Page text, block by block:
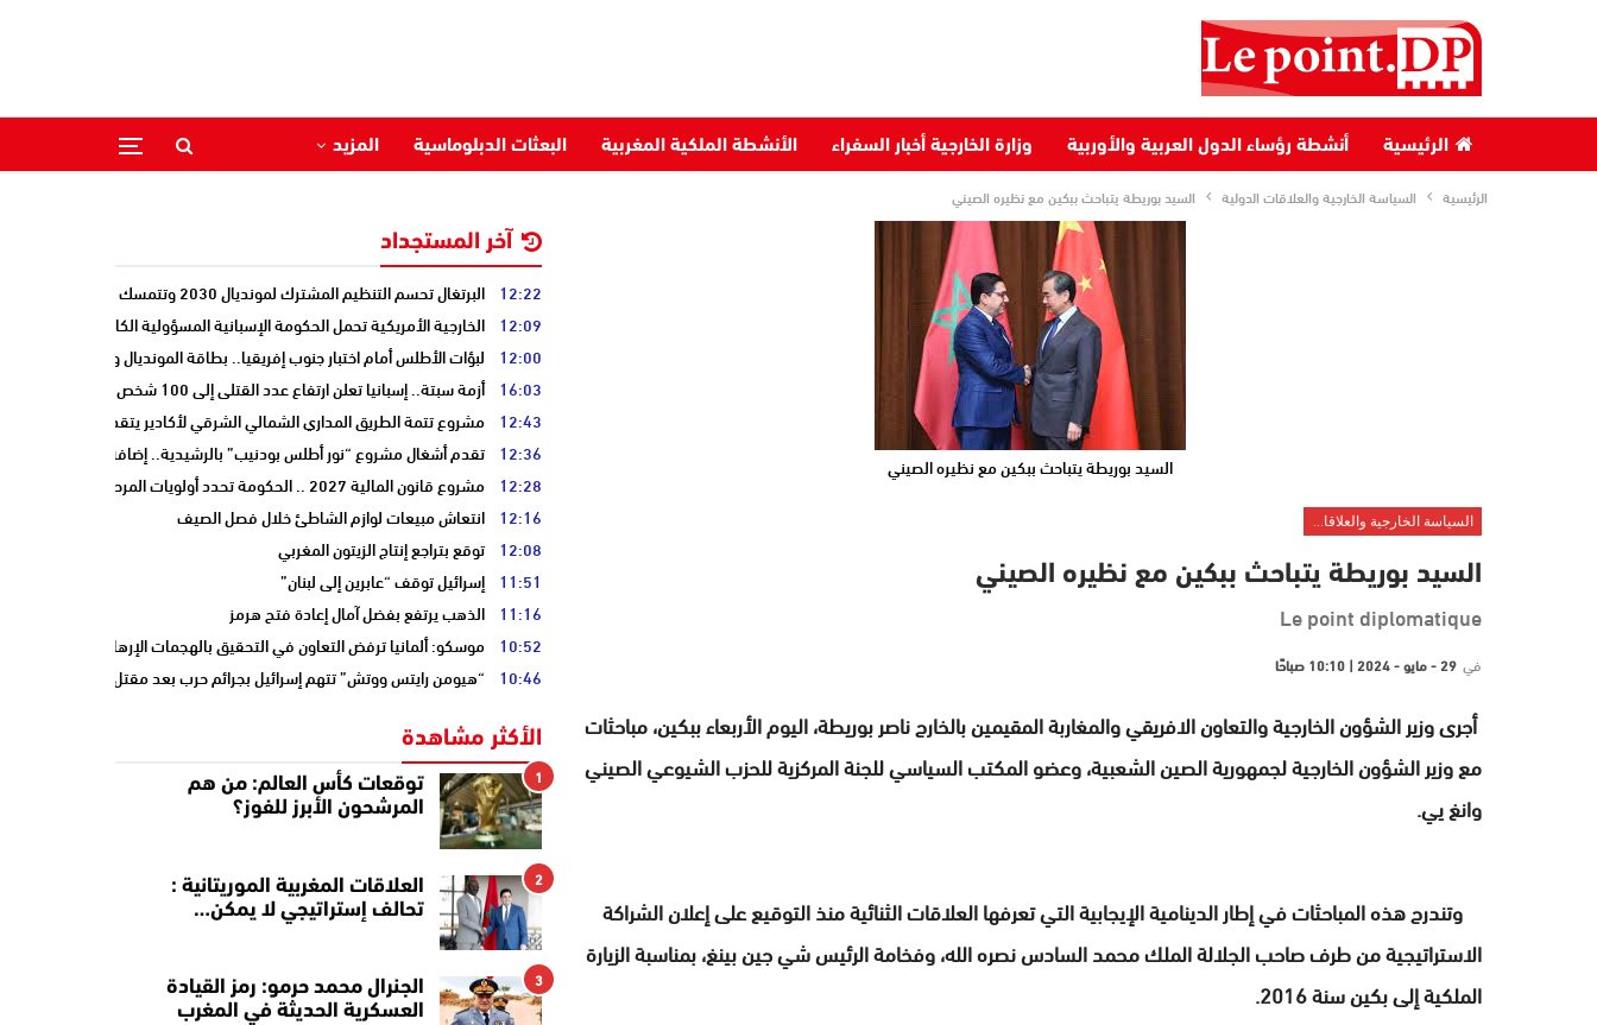
الرئيسية أنشطة رؤساء الدول العربية والأوربية وزارة الخارجية أخبار السفراء الأنشطة الملكية المغربية البعثات الدبلوماسية المزيد
الرئيسية السياسة الخارجية والعلاقات الدولية السيد بوريطة يتباحث ببكين مع نظيره الصيني
السيد بوريطة يتباحث ببكين مع نظيره الصيني
السياسة الخارجية والعلاقات الدولية
السيد بوريطة يتباحث ببكين مع نظيره الصيني
Le point diplomatique
في 29 - مايو - 2024 | 10:10 صباحًا
أجرى وزير الشؤون الخارجية والتعاون الافريقي والمغاربة المقيمين بالخارج ناصر بوريطة، اليوم الأربعاء ببكين، مباحثات
مع وزير الشؤون الخارجية لجمهورية الصين الشعبية، وعضو المكتب السياسي للجنة المركزية للحزب الشيوعي الصيني
وانغ يي.
وتندرج هذه المباحثات في إطار الدينامية الإيجابية التي تعرفها العلاقات الثنائية منذ التوقيع على إعلان الشراكة
الاستراتيجية من طرف صاحب الجلالة الملك محمد السادس نصره الله، وفخامة الرئيس شي جين بينغ، بمناسبة الزيارة
الملكية إلى بكين سنة 2016.
آخر المستجداد
12:22 البرتغال تحسم التنظيم المشترك لمونديال 2030 وتتمسك بالشراكة مع المغرب وإسبانيا
12:09 الخارجية الأمريكية تحمل الحكومة الإسبانية المسؤولية الكاملة عن أزمة سبتة
12:00 لبؤات الأطلس أمام اختبار جنوب إفريقيا.. بطاقة المونديال ونصف النهائي
16:03 أزمة سبتة.. إسبانيا تعلن ارتفاع عدد القتلى إلى 100 شخص
12:43 مشروع تتمة الطريق المداري الشمالي الشرقي لأكادير يتقدم نحو مرحلة
12:36 تقدم أشغال مشروع “نور أطلس بودنيب” بالرشيدية.. إضافة 33 ميغاوات إلى الشبكة الوطنية
12:28 مشروع قانون المالية 2027 .. الحكومة تحدد أولويات المرحلة المقبلة
12:16 انتعاش مبيعات لوازم الشاطئ خلال فصل الصيف
12:08 توقع بتراجع إنتاج الزيتون المغربي
11:51 إسرائيل توقف “عابرين إلى لبنان”
11:16 الذهب يرتفع بفضل آمال إعادة فتح هرمز
10:52 موسكو: ألمانيا ترفض التعاون في التحقيق بالهجمات الإرهابية على أنابيب
10:46 “هيومن رايتس ووتش” تتهم إسرائيل بجرائم حرب بعد مقتل الصحفية آمال
الأكثر مشاهدة
1
توقعات كأس العالم: من هم
المرشحون الأبرز للفوز؟
2
العلاقات المغربية الموريتانية :
تحالف إستراتيجي لا يمكن…
3
الجنرال محمد حرمو: رمز القيادة
العسكرية الحديثة في المغرب